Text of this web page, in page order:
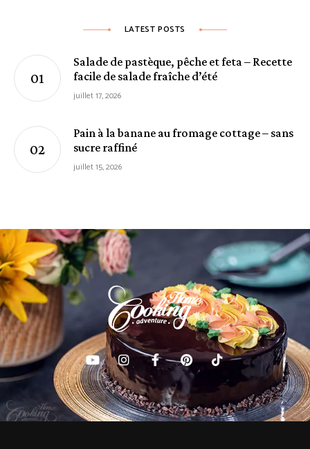
LATEST POSTS
Salade de pastèque, pêche et feta – Recette
facile de salade fraîche d’été
juillet 17, 2026
Pain à la banane au fromage cottage – sans
sucre raffiné
juillet 15, 2026